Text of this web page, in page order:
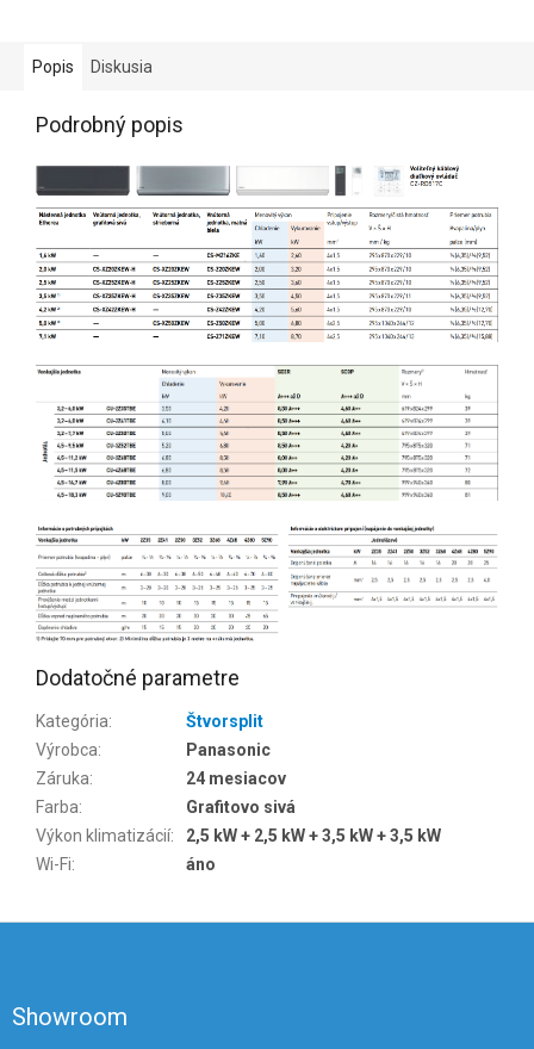
Popis Diskusia
Podrobný popis
Dodatočné parametre
Kategória:
Štvorsplit
Výrobca:
Panasonic
Záruka:
24 mesiacov
Farba:
Grafitovo sivá
Výkon klimatizácií:
2,5 kW + 2,5 kW + 3,5 kW + 3,5 kW
Wi-Fi: áno
Showroom